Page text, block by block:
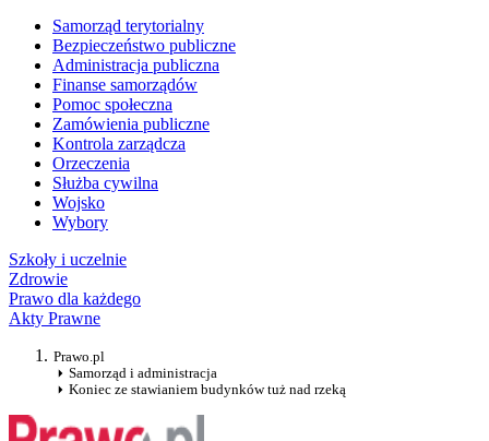
Samorząd terytorialny
Bezpieczeństwo publiczne
Administracja publiczna
Finanse samorządów
Pomoc społeczna
Zamówienia publiczne
Kontrola zarządcza
Orzeczenia
Służba cywilna
Wojsko
Wybory
Szkoły i uczelnie
Zdrowie
Prawo dla każdego
Akty Prawne
Prawo.pl
Samorząd i administracja
Koniec ze stawianiem budynków tuż nad rzeką